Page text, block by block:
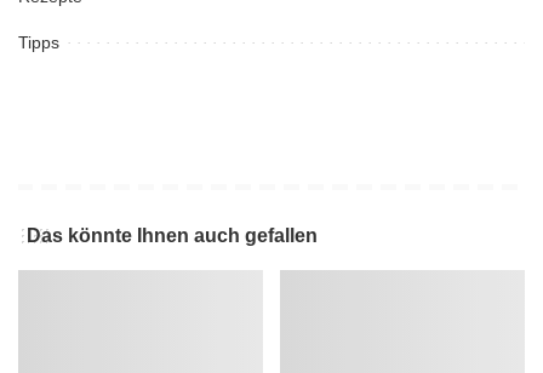
Tipps
Das könnte Ihnen auch gefallen